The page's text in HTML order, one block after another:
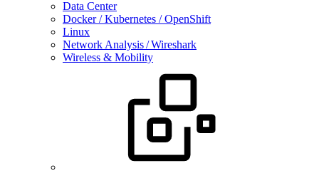
Data Center
Docker / Kubernetes / OpenShift
Linux
Network Analysis / Wireshark
Wireless & Mobility